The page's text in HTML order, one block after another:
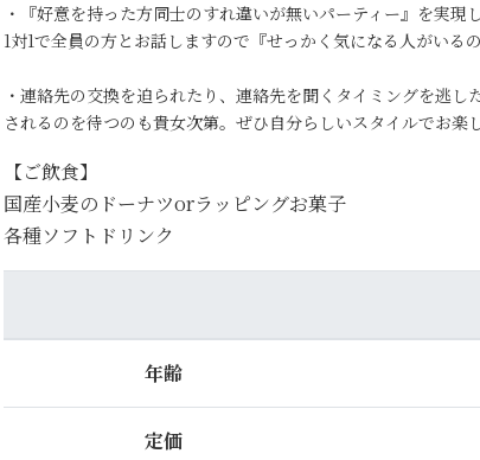
・『好意を持った方同士のすれ違いが無いパーティー』を実現
1対1で全員の方とお話しますので『せっかく気になる人がいる
・連絡先の交換を迫られたり、連絡先を聞くタイミングを逃
されるのを待つのも貴女次第。ぜひ自分らしいスタイルでお楽
【ご飲食】
国産小麦のドーナツorラッピングお菓子
各種ソフトドリンク
年齢
定価